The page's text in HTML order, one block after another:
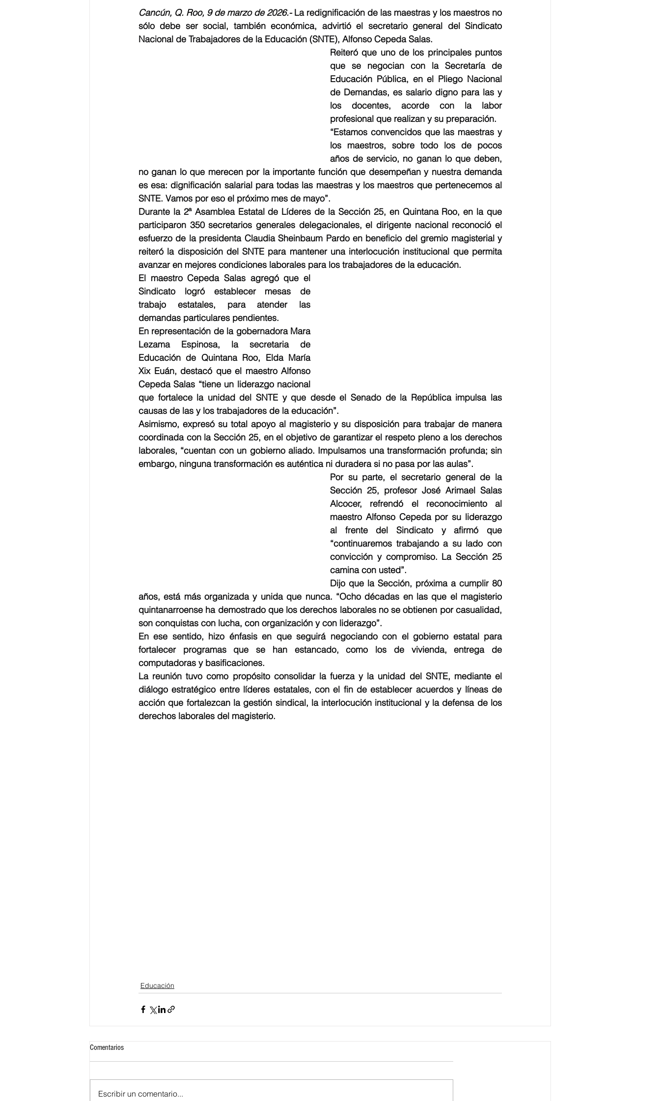
Cancún, Q. Roo, 9 de marzo de 2026.- La redignificación de las maestras y los maestros no
sólo debe ser social, también económica, advirtió el secretario general del Sindicato
Nacional de Trabajadores de la Educación (SNTE), Alfonso Cepeda Salas.
Reiteró que uno de los principales puntos
que se negocian con la Secretaría de
Educación Pública, en el Pliego Nacional
de Demandas, es salario digno para las y
los docentes, acorde con la labor
profesional que realizan y su preparación.
“Estamos convencidos que las maestras y
los maestros, sobre todo los de pocos
años de servicio, no ganan lo que deben,
no ganan lo que merecen por la importante función que desempeñan y nuestra demanda
es esa: dignificación salarial para todas las maestras y los maestros que pertenecemos al
SNTE. Vamos por eso el próximo mes de mayo”.
Durante la 2ª Asamblea Estatal de Líderes de la Sección 25, en Quintana Roo, en la que
participaron 350 secretarios generales delegacionales, el dirigente nacional reconoció el
esfuerzo de la presidenta Claudia Sheinbaum Pardo en beneficio del gremio magisterial y
reiteró la disposición del SNTE para mantener una interlocución institucional que permita
avanzar en mejores condiciones laborales para los trabajadores de la educación.
El maestro Cepeda Salas agregó que el
Sindicato logró establecer mesas de
trabajo estatales, para atender las
demandas particulares pendientes.
En representación de la gobernadora Mara
Lezama Espinosa, la secretaria de
Educación de Quintana Roo, Elda María
Xix Euán, destacó que el maestro Alfonso
Cepeda Salas “tiene un liderazgo nacional
que fortalece la unidad del SNTE y que desde el Senado de la República impulsa las
causas de las y los trabajadores de la educación”.
Asimismo, expresó su total apoyo al magisterio y su disposición para trabajar de manera
coordinada con la Sección 25, en el objetivo de garantizar el respeto pleno a los derechos
laborales, “cuentan con un gobierno aliado. Impulsamos una transformación profunda; sin
embargo, ninguna transformación es auténtica ni duradera si no pasa por las aulas”.
Por su parte, el secretario general de la
Sección 25, profesor José Arimael Salas
Alcocer, refrendó el reconocimiento al
maestro Alfonso Cepeda por su liderazgo
al frente del Sindicato y afirmó que
“continuaremos trabajando a su lado con
convicción y compromiso. La Sección 25
camina con usted”.
Dijo que la Sección, próxima a cumplir 80
años, está más organizada y unida que nunca. “Ocho décadas en las que el magisterio
quintanarroense ha demostrado que los derechos laborales no se obtienen por casualidad,
son conquistas con lucha, con organización y con liderazgo”.
En ese sentido, hizo énfasis en que seguirá negociando con el gobierno estatal para
fortalecer programas que se han estancado, como los de vivienda, entrega de
computadoras y basificaciones.
La reunión tuvo como propósito consolidar la fuerza y la unidad del SNTE, mediante el
diálogo estratégico entre líderes estatales, con el fin de establecer acuerdos y líneas de
acción que fortalezcan la gestión sindical, la interlocución institucional y la defensa de los
derechos laborales del magisterio.
Educación
Comentarios
Escribir un comentario...